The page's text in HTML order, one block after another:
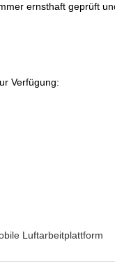
ernsthaft geprüft
Verfügung:
Luftarbeitplattform